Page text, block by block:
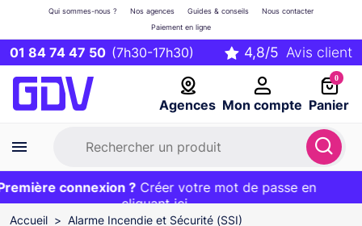
01 84 74 47 50 (7h30-17h30)
Agences Mon compte
Qui sommes-nous ? Nos agences Guides & conseils
Nous contacter
Paiement en ligne
0
Panier
Première commande ?20€ OFFERT sur votre panier
et livraison 24/48h gratuite avec le codeBIENVENUE
connexion ?Créer votre mot de passe en
cliquant ici
EXCLU WEB :
Accueil Alarme Incendie et Sécurité (SSI)